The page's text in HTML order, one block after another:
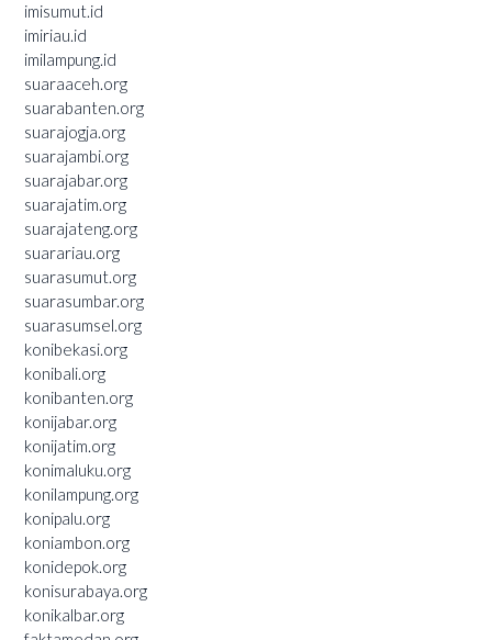
imisumut.id
imiriau.id
imilampung.id
suaraaceh.org
suarabanten.org
suarajogja.org
suarajambi.org
suarajabar.org
suarajatim.org
suarajateng.org
suarariau.org
suarasumut.org
suarasumbar.org
suarasumsel.org
konibekasi.org
konibali.org
konibanten.org
konijabar.org
konijatim.org
konimaluku.org
konilampung.org
konipalu.org
koniambon.org
konidepok.org
konisurabaya.org
konikalbar.org